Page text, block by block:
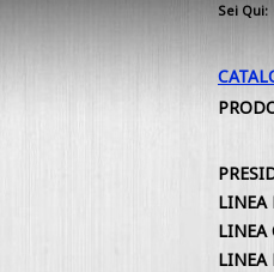
Sei Qui:
LINEA
LINEA
LINEA